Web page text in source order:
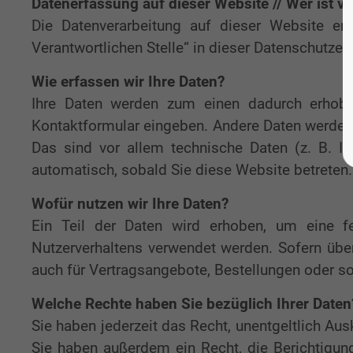
Datenerfassung auf dieser Website // Wer ist
Die Datenverarbeitung auf dieser Website
Verantwortlichen Stelle“ in dieser
Wie erfassen wir Ihre Daten?
Ihre Daten werden zum einen dadurch
Kontaktformular eingeben. Andere Daten
Das sind vor allem technische Daten (z. B.
automatisch, sobald Sie diese Website betreten.
Wofür nutzen wir Ihre Daten?
Ein Teil der Daten wird erhoben, um eine
Nutzerverhaltens verwendet werden. Sofern
auch für Vertragsangebote, Bestellungen oder
Welche Rechte haben Sie bezüglich Ihrer
Sie haben jederzeit das Recht, unentgeltlich
Sie haben außerdem ein Recht, die